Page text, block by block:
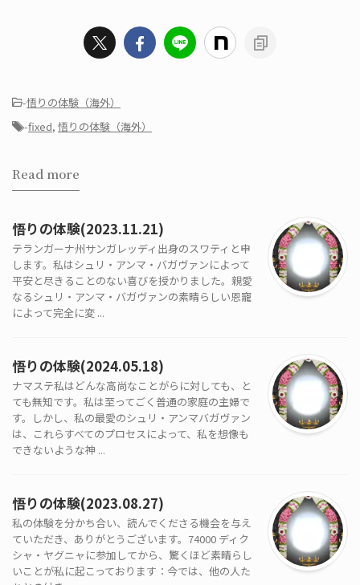
-悟りの体験（海外）
-fixed, 悟りの体験（海外）
Read more
悟りの体験(2023.11.21)
テランガーナ州サンガレッディ出身のスワティと申
します。私はシュリ・アンマ・バガヴァンによって
平安と尽きることのない喜びを授かりました。親愛
なるシュリ・アンマ・バガヴァンの素晴らしい恩寵
によって完全に変 ...
悟りの体験(2024.05.18)
ナマステ私はどんな高尚なことがらに対しても、と
ても無知です。私は至ってごく普通の家庭の主婦で
す。しかし、私の最愛のシュリ・アンマバガヴァン
は、これらすべてのプロセスによって、私を想像も
できないような神 ...
悟りの体験(2023.08.27)
私の体験を分かち合い、読んでくださる機会を与え
ていただき、ありがとうございます。74000 ディク
シャ・ヤグニャに参加してから、驚くほど素晴らし
いことが私に起こっております：今では、他の人た